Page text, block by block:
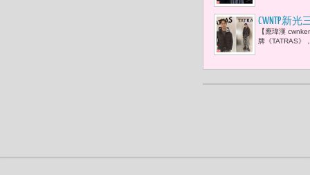
CWNTP新
情現身 留
【應瑋漢
牌《TATRAS》